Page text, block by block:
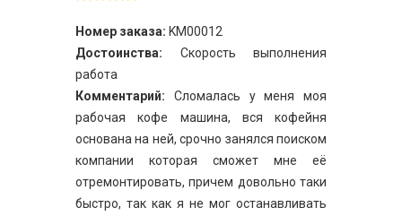
Номер заказа: KM00012
Достоинства: Скорость выполнения
работа
Комментарий: Сломалась у меня моя
рабочая кофе машина, вся кофейня
основана на ней, срочно занялся поиском
компании которая сможет мне её
отремонтировать, причем довольно таки
быстро, так как я не мог останавливать